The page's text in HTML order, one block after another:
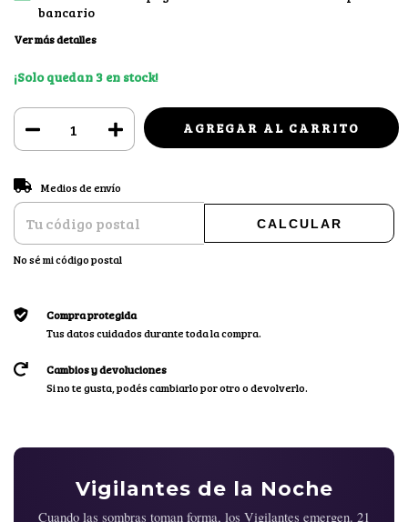
bancario
Ver más detalles
¡Solo quedan 3 en stock!
Entregas para el CP:
Medios de envío
CALCULAR
No sé mi código postal
Compra protegida
Tus datos cuidados durante toda la compra.
Cambios y devoluciones
Si no te gusta, podés cambiarlo por otro o devolverlo.
Vigilantes de la Noche
Cuando las sombras toman forma, los Vigilantes emergen. 21